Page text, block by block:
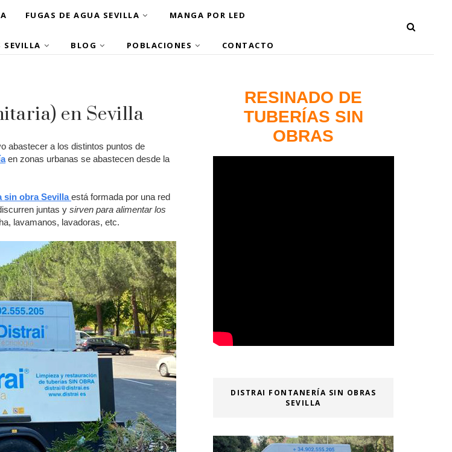
FUGAS DE AGUA SEVILLA MANGA POR LED
SEVILLA BLOG POBLACIONES CONTACTO
en Sevilla
abastecer a los distintos puntos de
en zonas urbanas se abastecen desde la
sin obra Sevillaestá formada por una red
juntas y sirven para alimentar los
lavamanos, lavadoras, etc.
RESINADO DE
TUBERÍAS SIN
OBRAS
DISTRAI FONTANERÍA SIN OBRAS
SEVILLA